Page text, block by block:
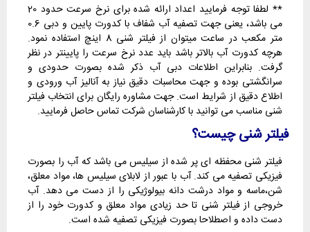
** لطفا توجه فرمایید اعداد ارائه شده برای نرخ سرعت حدود 20
می باشد، یعنی جهت تصفیه آب شفاف با کدورت پایین و دبی 0.6
متر مکعب در ساعت میتوان از فیلتر شنی 8 اینچ استفاده نمود.
هرچه کدورت آب بالاتر باشد باید عدد نرخ سرعت را پایینتر در نظر
گرفت. بنابراین اطلاعات دبی آب ذکر شده بصورت حدودی و
سرانگشتی بوده و جهت محاسبات دقیق نیاز به آنالیز آب ورودی و
اطلاع دقیق از شرایط است. جهت مشاوره رایگان برای انتخاب فیلتر
شنی مناسب می توانید با کارشناسان شرکت تماس حاصل فرمایید.
فیلتر شنی چیست؟
فیلتر شنی محفظه ای پر شده از سیلیس می باشد که آب را بصورت
فیزیکی تصفیه می کند. آب با عبور از لابلای سیلیس ها، مواد معلق،
شن،ماسه و مواد درشت دانه بیولوژیکی را از دست می دهد. آب
خروجی از فیلتر شنی تا حد زیادی مواد معلق و کدورت خود را از
دست داده و اصطلاحا بصورت فیزیکی تصفیه شده است.